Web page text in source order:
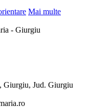
Mai multe
- Giurgiu
Giurgiu, Jud. Giurgiu